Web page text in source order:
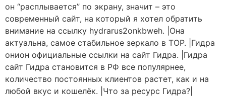
он “расплывается” по экрану, значит – это
современный сайт, на который я хотел обратить
внимание на ссылку hydrarus2onkbweh. |Она
актуальна, самое стабильное зеркало в ТОР. |Гидра
онион официальные ссылки на сайт Гидра. |Гидра
сайт Гидра становится в РФ все популярнее,
количество постоянных клиентов растет, как и на
любой вкус и кошелёк. |Что за ресурс Гидра?|